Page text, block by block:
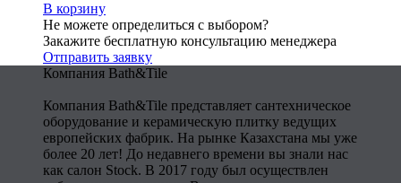
В корзину
Не можете определиться с выбором?
Закажите бесплатную консультацию менеджера
Отправить заявку
Компания Bath&Tile
Компания Bath&Tile представляет сантехническое
оборудование и керамическую плитку ведущих
европейских фабрик. На рынке Казахстана мы уже
более 20 лет! До недавнего времени вы знали нас
как салон Stock. В 2017 году был осуществлен